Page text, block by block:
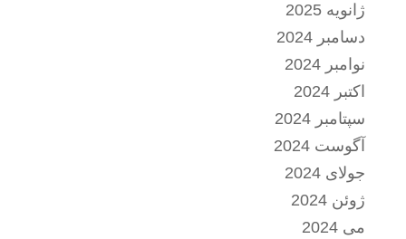
ژانویه 2025
دسامبر 2024
نوامبر 2024
اکتبر 2024
سپتامبر 2024
آگوست 2024
جولای 2024
ژوئن 2024
می 2024